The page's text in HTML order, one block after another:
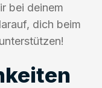
bei deinem
dich beim